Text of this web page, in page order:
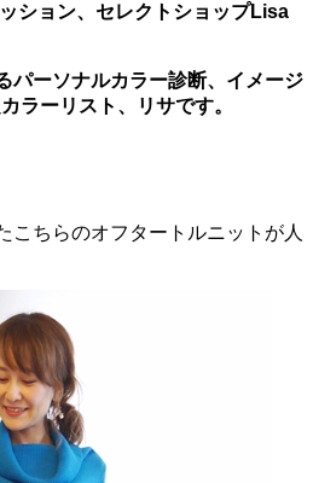
ション、セレクトショップLisa
パーソナルカラー診断、イメージ
ラーリスト、リサです。
こちらのオフタートルニットが人